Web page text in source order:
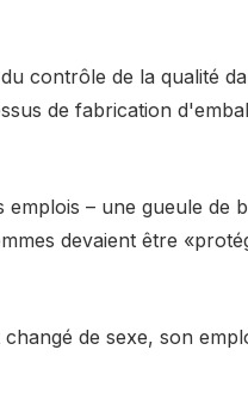
contrôle de la qualité
de fabrication
– une gueule de
devaient être
de sexe, son